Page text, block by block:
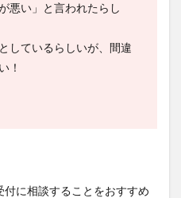
悪い」と言われたらし
しているらしいが、間違
！
に相談することをおすすめ